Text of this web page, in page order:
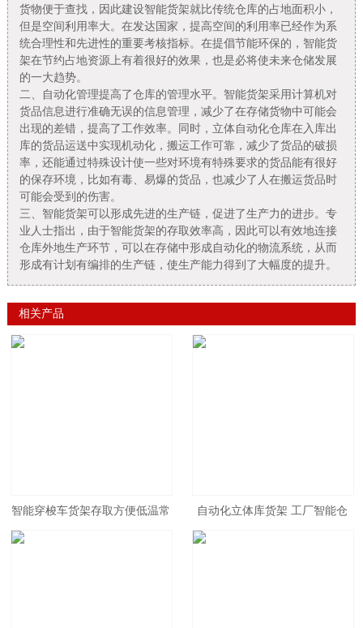
货物便于查找，因此建设智能货架就比传统仓库的占地面积小，
但是空间利用率大。在发达国家，提高空间的利用率已经作为系
统合理性和先进性的重要考核指标。在提倡节能环保的，智能货
架在节约占地资源上有着很好的效果，也是必将使未来仓储发展
的一大趋势。
二、自动化管理提高了仓库的管理水平。 智能货架采用计算机对
货品信息进行准确无误的信息管理，减少了在存储货物中可能会
出现的差错，提高了工作效率。同时，立体自动化仓库在入库出
库的货品运送中实现机动化，搬运工作可靠，减少了货品的破损
率，还能通过特殊设计使一些对环境有特殊要求的货品能有很好
的保存环境，比如有毒、易爆的货品，也减少了人在搬运货品时
可能会受到的伤害。
三、 智能货架可以形成先进的生产链，促进了生产力的进步。专
业人士指出，由于智能货架的存取效率高，因此可以有效地连接
仓库外地生产环节，可以在存储中形成自动化的物流系统，从而
形成有计划有编排的生产链，使生产能力得到了大幅度的提升。
相关产品
智能穿梭车货架存取方便低温常
温立库穿梭车货架贯通货架
自动化立体库货架 工厂智能仓